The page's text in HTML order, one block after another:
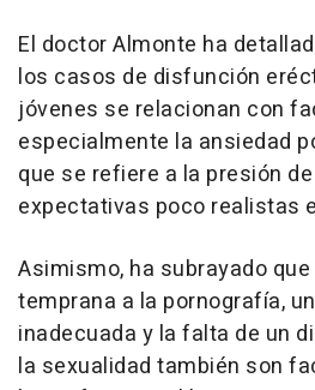
El doctor Almonte ha
los casos de disfunción
jóvenes se relacionan con
especialmente la ansiedad
que se refiere a la presión
expectativas poco realistas
Asimismo, ha subrayado
temprana a la pornografía,
inadecuada y la falta de un
la sexualidad también son